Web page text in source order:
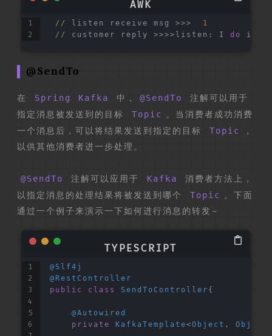
// listen receive msg >>> 1
//
customer reply >>>>listen: I do it
@SendTo
在 Spring Kafka 中， @SendTo
注解可以用于
指定消息被发送到的目标
Topic 。当消费者成功消费
一个消息后，可以将结果发送到指定的目标
Topic
，
以供其他消费者进一步处理。
@SendTo 注解可以应用于 Kafka
消费者方法上，
以指定消息的处理结果将被发送到哪个
Topic 。下面
通过一个例子来演示一下如何进行消息的转发~
@Slf4j
@RestController
public
class SendToController {
@Autowired
private
KafkaTemplate<Object , Object